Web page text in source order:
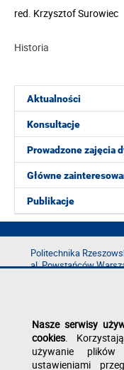
Aktualności
Konsultacje
Prowadzone zajęcia
Główne
Publikacje
red. Krzysztof Surowiec
Historia
Politechnika
al. Powstańców
e-mail:
Deklaracja dostępności
Polityka prywatności
Nasze serwisy
cookies.
używanie
ustawieniami